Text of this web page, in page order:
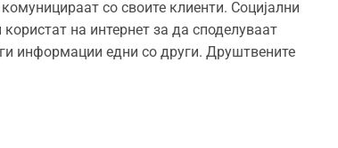
со своите клиенти. Социјални
на интернет за да споделуваат
информации едни со други. Друштвените